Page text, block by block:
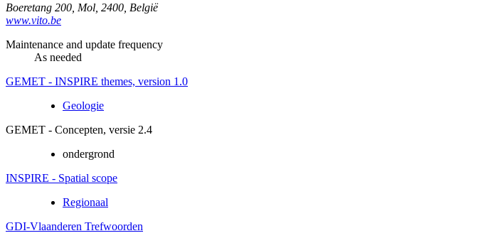
Boeretang 200 Mol 2400 België
www.vito.be
Maintenance and update frequency
As needed
GEMET - INSPIRE themes, version 1.0
Geologie
GEMET - Concepten, versie 2.4
ondergrond
INSPIRE - Spatial scope
Regionaal
GDI-Vlaanderen Trefwoorden